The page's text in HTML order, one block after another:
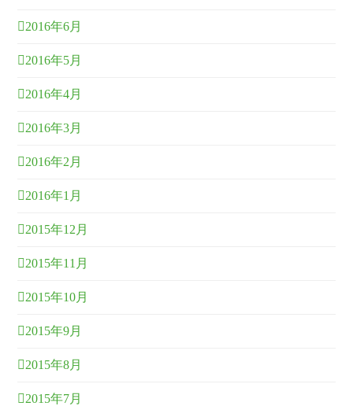
2016年6月
2016年5月
2016年4月
2016年3月
2016年2月
2016年1月
2015年12月
2015年11月
2015年10月
2015年9月
2015年8月
2015年7月